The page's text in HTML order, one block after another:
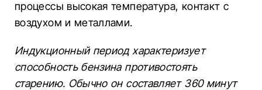
процессы высокая температура, контакт с
воздухом и металлами.
Индукционный период характеризует
способность бензина противостоять
старению. Обычно он составляет 360 минут